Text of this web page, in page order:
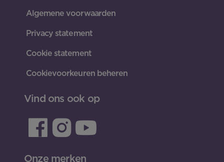
Algemene voorwaarden
Privacy statement
Cookie statement
Cookievoorkeuren beheren
Vind ons ook op
Onze merken